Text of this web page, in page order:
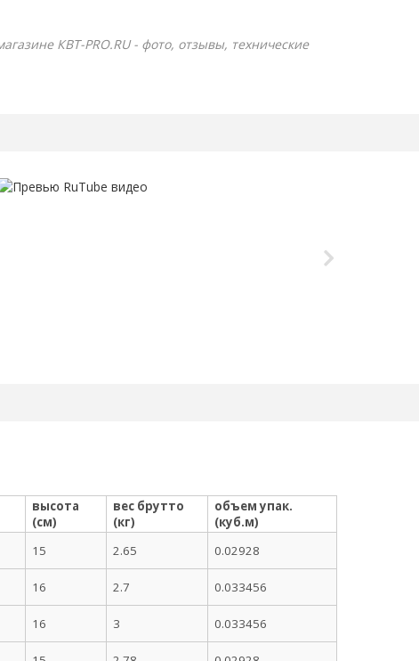
КВТ-PRO.RU - фото, отзывы, технические
высота
(см)
вес брутто
(кг)
объем упак.
(куб.м)
15 2.65 0.02928
16 2.7 0.033456
16 3 0.033456